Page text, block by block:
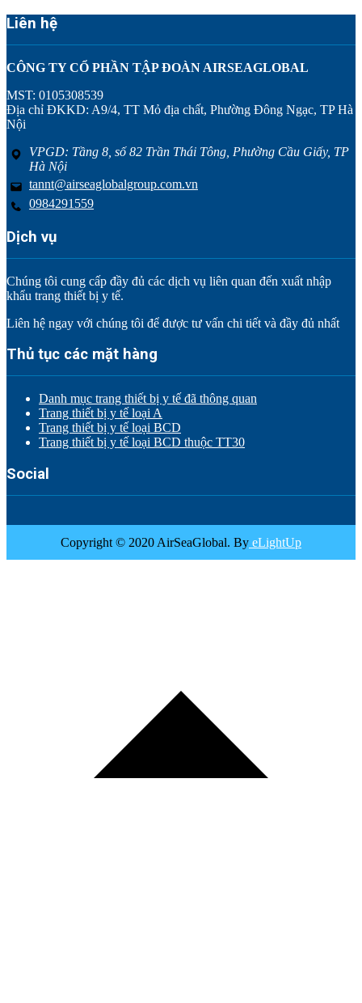
Liên hệ
CÔNG TY CỔ PHẦN TẬP ĐOÀN AIRSEAGLOBAL
MST: 0105308539
Địa chỉ ĐKKD: A9/4, TT Mỏ địa chất, Phường Đông Ngạc, TP Hà
Nội
VPGD: Tầng 8, số 82 Trần Thái Tông, Phường Cầu Giấy, TP
Hà Nội
tannt@airseaglobalgroup.com.vn
0984291559
Dịch vụ
Chúng tôi cung cấp đầy đủ các dịch vụ liên quan đến xuất nhập
khẩu trang thiết bị y tế.
Liên hệ ngay với chúng tôi để được tư vấn chi tiết và đầy đủ nhất
Thủ tục các mặt hàng
Danh mục trang thiết bị y tế đã thông quan
Trang thiết bị y tế loại A
Trang thiết bị y tế loại BCD
Trang thiết bị y tế loại BCD thuộc TT30
Social
Copyright © 2020 AirSeaGlobal. By eLightUp